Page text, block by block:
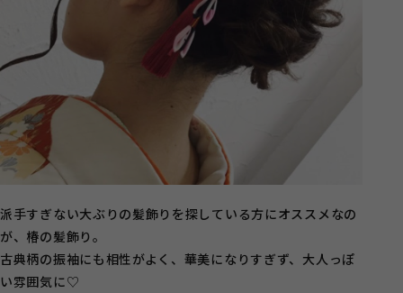
派手すぎない大ぶりの髪飾りを探している方にオススメなの
が、椿の髪飾り。
古典柄の振袖にも相性がよく、華美になりすぎず、大人っぽ
い雰囲気に♡